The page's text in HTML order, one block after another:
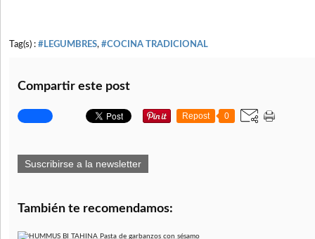
Tag(s) : #LEGUMBRES, #COCINA TRADICIONAL
Compartir este post
Repost 0
Suscribirse a la newsletter
También te recomendamos: